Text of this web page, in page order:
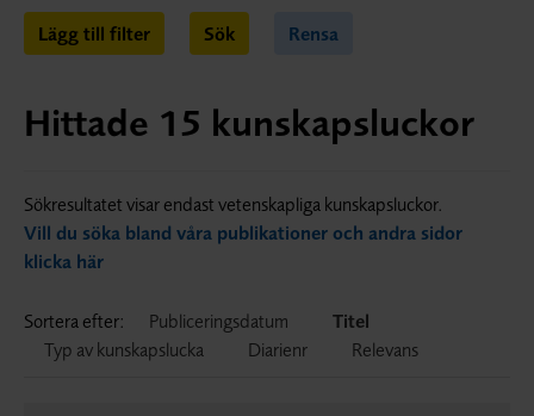
Lägg till filter Sök Rensa
Hittade 15 kunskapsluckor
Sökresultatet visar endast vetenskapliga kunskapsluckor.
Vill du söka bland våra publikationer och andra sidor
klicka här
Sortera efter: Publiceringsdatum
Titel
Typ av kunskapslucka
Diarienr Relevans